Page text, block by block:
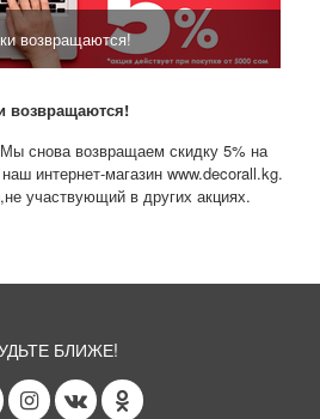
возвращаются!
возвращаются!
снова возвращаем скидку 5% на
интернет-магазин www.decorall.kg.
участвующий в других акциях.
БЛИЖЕ!